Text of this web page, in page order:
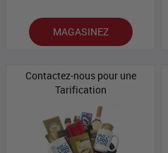
MAGASINEZ
Contactez-nous pour une
Tarification